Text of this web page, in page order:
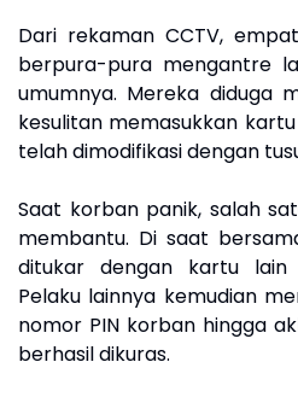
Dari rekaman CCTV,
berpura-pura mengantre
umumnya. Mereka diduga
kesulitan memasukkan
telah dimodifikasi dengan
Saat korban panik, salah
membantu. Di saat
ditukar dengan kartu lain
Pelaku lainnya kemudian
nomor PIN korban hingga
berhasil dikuras.